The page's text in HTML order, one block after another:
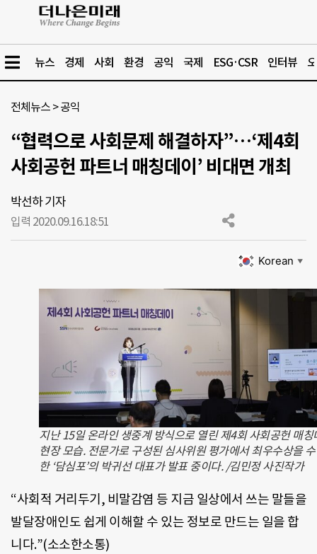
뉴스 경제 사회 환경 공익 국제 ESG·CSR 인터뷰
전체뉴스 >공익
“협력으로 사회문제 해결하자”…‘제4회
사회공헌 파트너 매칭데이’ 비대면 개최
박선하 기자
입력 2020.09.16.18:51
Korean ▼
지난 15일 온라인 생중계 방식으로 열린 제4회 사회공헌 매칭
현장 모습. 전문가로 구성된 심사위원 평가에서 최우수상을
한 ‘담심포’의 박귀선 대표가 발표 중이다. /김민정 사진작가
“사회적 거리두기 , 비말감염 등 지금 일상에서 쓰는 말들을
발달장애인도 쉽게 이해할 수 있는 정보로 만드는 일을 합
니다.”(소소한소통)